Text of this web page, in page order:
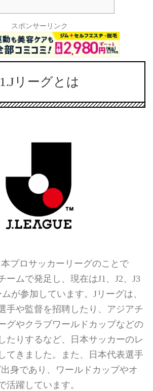
スポンサーリンク
1.Jリーグとは
プロサッカーリーグのことで
ームで発足し、現在はJ1、J2、J3
が参加しています。Jリーグは、
手や監督を招聘したり、アジアチ
グやクラブワールドカップなどの
たりするなど、日本サッカーのレ
てきました。また、日本代表選手
身であり、ワールドカップやオ
活躍しています。